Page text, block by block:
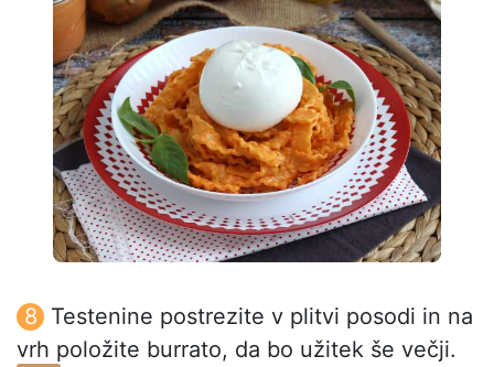
Testenine postrezite v plitvi posodi in na
vrh položite burrato, da bo užitek še večji.